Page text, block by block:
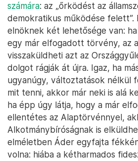
számára: az „őrködést az
demokratikus működése felett”.
elnöknek két lehetősége van:
egy már elfogadott törvény, az
visszaküldheti azt az
dolgot rágják át újra. Igaz, ha
ugyanúgy, változtatások nélkül
mit tenni, akkor már neki is alá
ha épp úgy látja, hogy a már
ellentétes az Alaptörvénnyel,
Alkotmánybíróságnak is
elméletben Áder egyfajta
volna: hiába a kétharmados